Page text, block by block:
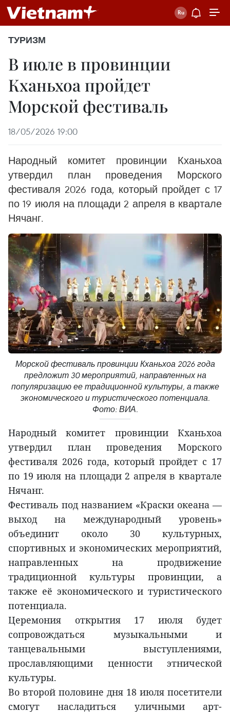
ТУРИЗМ
В июле в провинции
Кханьхоа пройдет
Морской фестиваль
18/05/2026 19:00
Народный комитет провинции Кханьхоа
утвердил план проведения Морского
фестиваля 2026 года, который пройдет с 17
по 19 июля на площади 2 апреля в квартале
Нячанг.
Морской фестиваль провинции Кханьхоа 2026 года
предложит 30 мероприятий, направленных на
популяризацию ее традиционной культуры, а также
экономического и туристического потенциала.
Фото: ВИА.
Народный комитет провинции Кханьхоа
утвердил план проведения Морского
фестиваля 2026 года, который пройдет с 17
по 19 июля на площади 2 апреля в квартале
Нячанг.
Фестиваль под названием «Краски океана —
выход на международный уровень»
объединит около 30 культурных,
спортивных и экономических мероприятий,
направленных на продвижение
традиционной культуры провинции, а
также её экономического и туристического
потенциала.
Церемония открытия 17 июля будет
сопровождаться музыкальными и
танцевальными выступлениями,
прославляющими ценности этнической
культуры.
Во второй половине дня 18 июля посетители
смогут насладиться уличными арт-